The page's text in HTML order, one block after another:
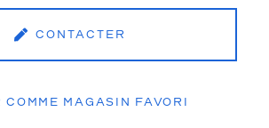
CONTACTER
COMME MAGASIN FAVORI